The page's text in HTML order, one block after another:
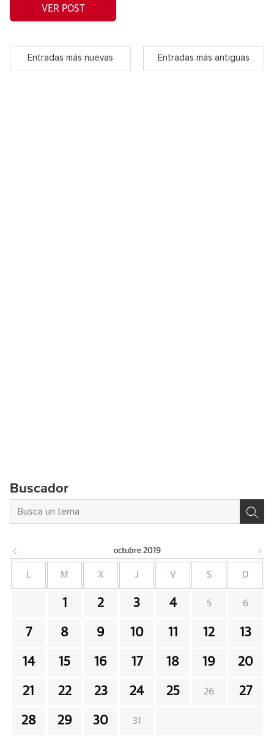
VER POST
Entradas más nuevas Entradas más antiguas
Buscador
octubre 2019
M X J V S D
1 2 3 4 5 6
7 8 9 10 11 12 13
14 15 16 17 18 19 20
21 22 23 24 25 26 27
28 29 30 31